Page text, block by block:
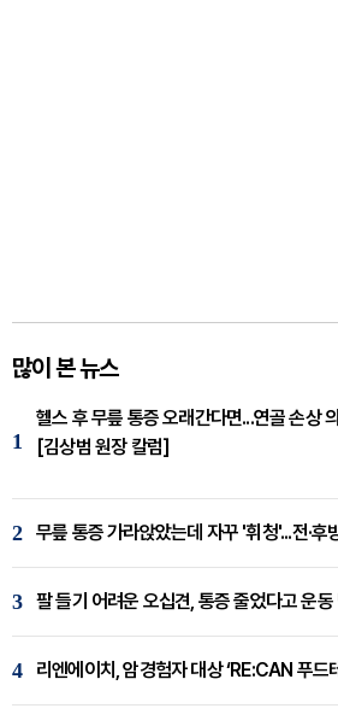
많이 본 뉴스
1
헬스 후 무릎 통증 오래간다면...연골 손상
[김상범 원장 칼럼]
2
3
4 리엔에이치, 암경험자 대상 ‘RE:CAN 푸드